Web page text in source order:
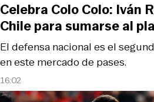
16:02
El defensa nacional es el
en este mercado de pases.
Celebra Colo Colo: Iván
Chile para sumarse al